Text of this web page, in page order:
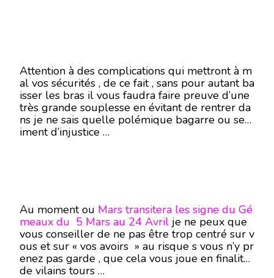
Attention à des complications qui mettront à m
al vos sécurités , de ce fait , sans pour autant ba
isser les bras il vous faudra faire preuve d’une
très grande souplesse en évitant de rentrer da
ns je ne sais quelle polémique bagarre ou sent
iment d’injustice …
Au moment ou Mars transitera les signe du Gé
meaux du 5 Mars au 24 Avril je ne peux que
vous conseiller de ne pas être trop centré sur v
ous et sur « vos avoirs » au risque s vous n’y pr
enez pas garde , que cela vous joue en finalité
de vilains tours …